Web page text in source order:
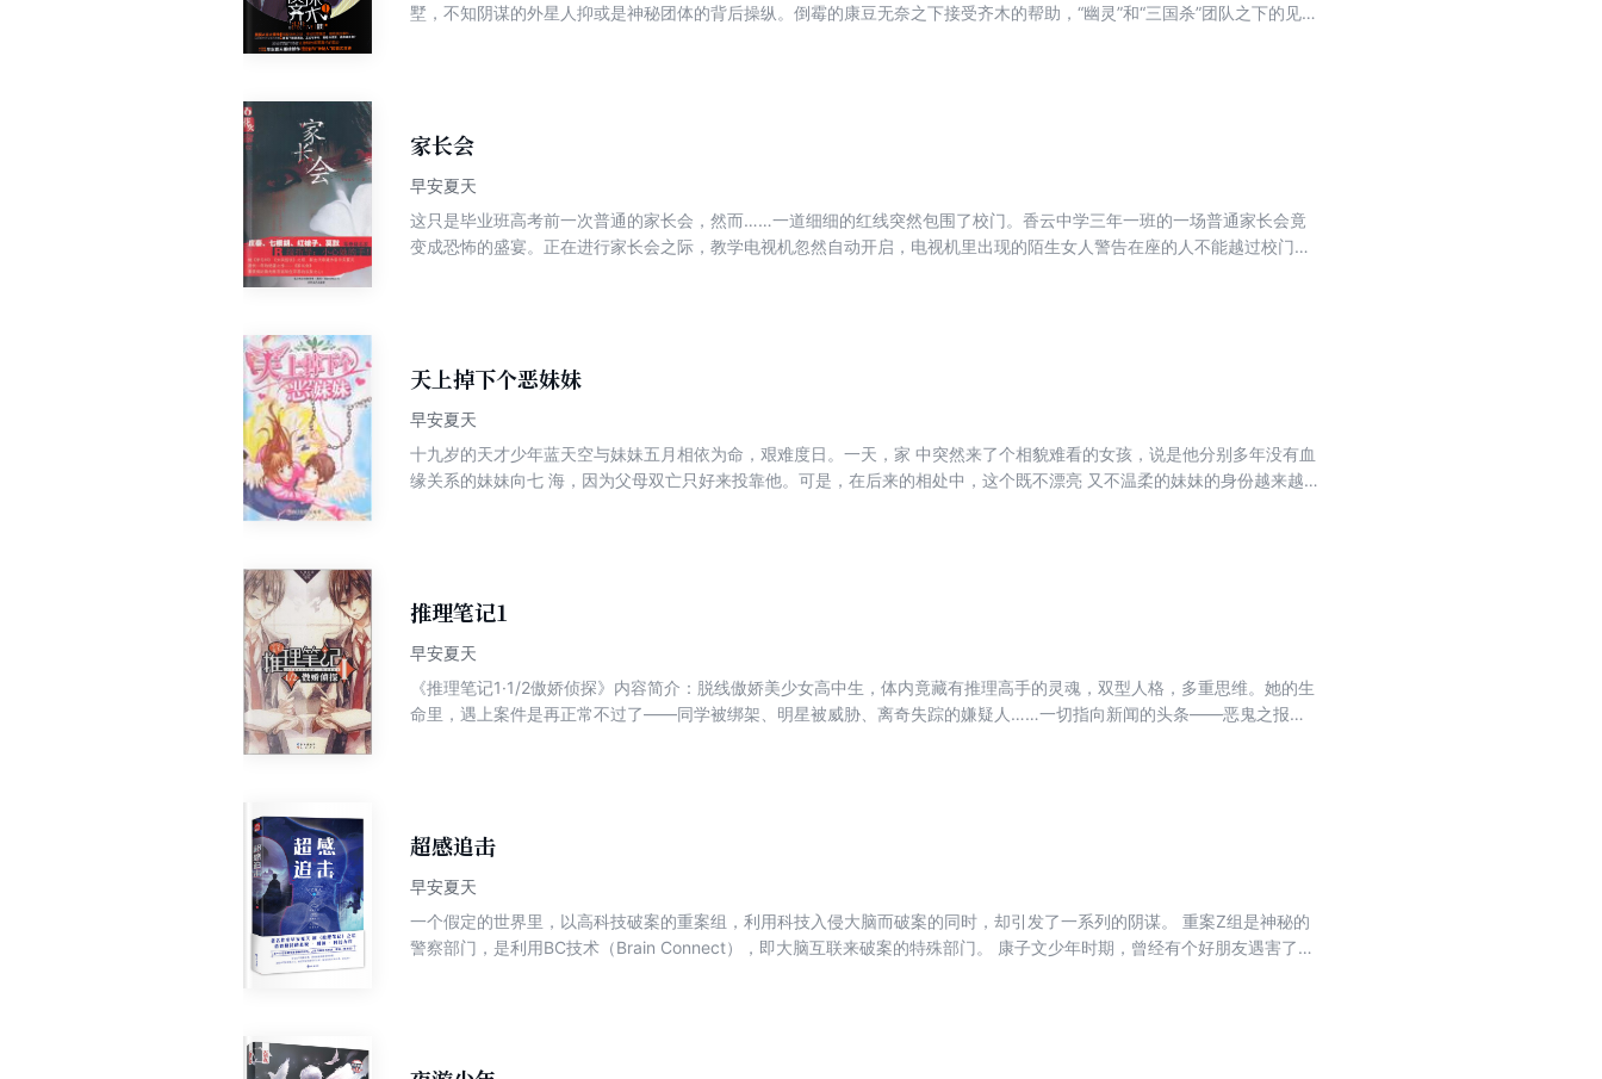
墅，不知阴谋的外星人抑或是神秘团体的背后操纵。倒霉的康豆无奈之下接受齐木的帮助，“幽灵”和“三国杀”团队之下的见缝
家长会
早安夏天
这只是毕业班高考前一次普通的家长会，然而……一道细细的红线突然包围了校门。香云中学三年一班的一场普通家长会竟
变成恐怖的盛宴。正在进行家长会之际，教学电视机忽然自动开启，电视机里出现的陌生女人警告在座的人不能越过校门口
在地底学校的人们历尽千辛万苦逃了出来。然而，她们发现，整个城市，一个人也没有……
天上掉下个恶妹妹
早安夏天
十九岁的天才少年蓝天空与妹妹五月相依为命，艰难度日。一天，家 中突然来了个相貌难看的女孩，说是他分别多年没有血
缘关系的妹妹向七 海，因为父母双亡只好来投靠他。可是，在后来的相处中，这个既不漂亮 又不温柔的妹妹的身份越来越让
推理笔记1
早安夏天
《推理笔记1·1/2傲娇侦探》内容简介：脱线傲娇美少女高中生，体内竟藏有推理高手的灵魂，双型人格，多重思维。她的生
命里，遇上案件是再正常不过了——同学被绑架、明星被威胁、离奇失踪的嫌疑人……一切指向新闻的头条——恶鬼之报
超感追击
早安夏天
一个假定的世界里，以高科技破案的重案组，利用科技入侵大脑而破案的同时，却引发了一系列的阴谋。 重案Z组是神秘的
警察部门，是利用BC技术（Brain Connect），即大脑互联来破案的特殊部门。 康子文少年时期，曾经有个好朋友遇害了，